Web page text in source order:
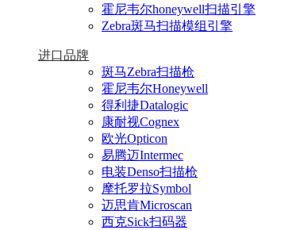
霍尼韦尔honeywell扫描引擎
Zebra斑马扫描模组引擎
进口品牌
斑马Zebra扫描枪
霍尼韦尔Honeywell
得利捷Datalogic
康耐视Cognex
欧光Opticon
易腾迈Intermec
电装Denso扫描枪
摩托罗拉Symbol
迈思肯Microscan
西克Sick扫码器